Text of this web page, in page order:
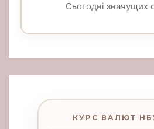
Сьогодні значущих
КУРС ВАЛЮТ